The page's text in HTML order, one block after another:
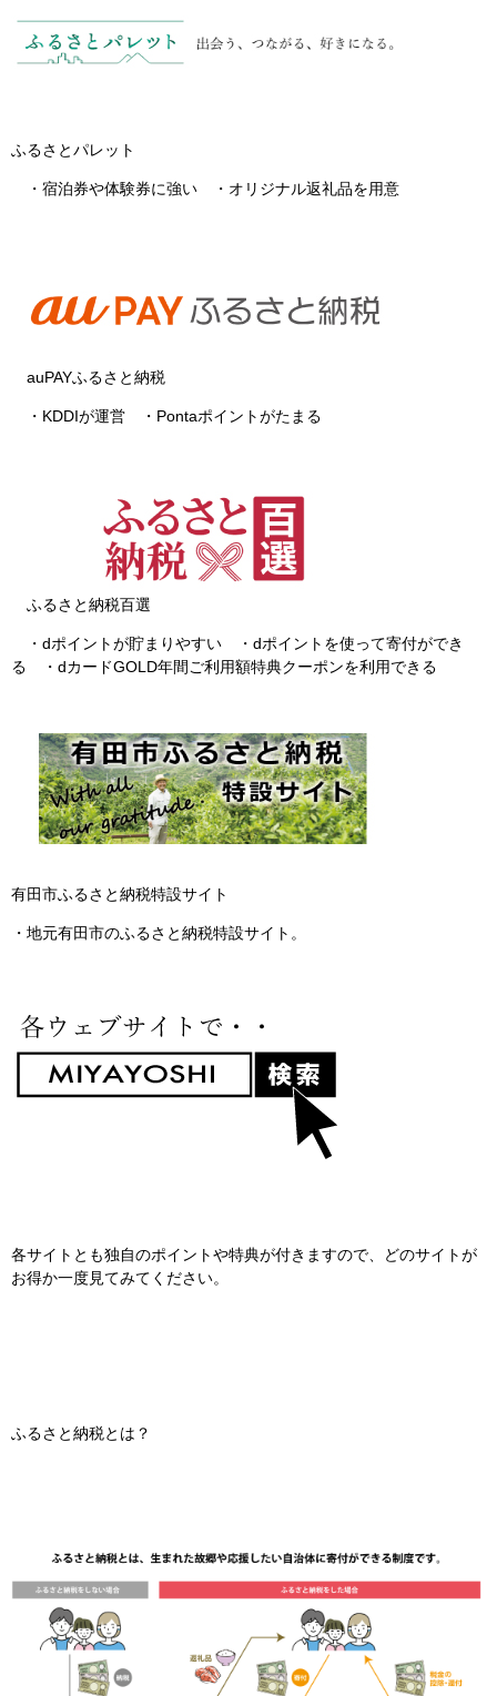
ふるさとパレット
・宿泊券や体験券に強い ・オリジナル返礼品を用意
auPAYふるさと納税
・KDDIが運営 ・Pontaポイントがたまる
ふるさと納税百選
・dポイントが貯まりやすい ・dポイントを使って寄付ができ
る ・dカードGOLD年間ご利用額特典クーポンを利用できる
有田市ふるさと納税特設サイト
・地元有田市のふるさと納税特設サイト。
各サイトとも独自のポイントや特典が付きますので、どのサイトが
お得か一度見てみてください。
ふるさと納税とは？